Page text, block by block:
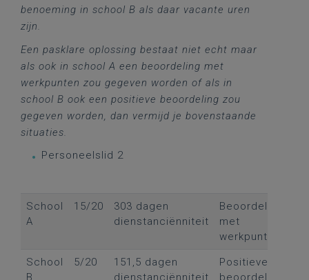
benoeming in school B als daar vacante uren
zijn.
Een pasklare oplossing bestaat niet echt maar
als ook in school A een beoordeling met
werkpunten zou gegeven worden of als in
school B ook een positieve beoordeling zou
gegeven worden, dan vermijd je bovenstaande
situaties.
Personeelslid 2
School
A
15/20
303 dagen
dienstanciënniteit
Beoordeling
met
werkpunten
School
B
5/20
151,5 dagen
dienstanciënniteit
Positieve
beoordeling,